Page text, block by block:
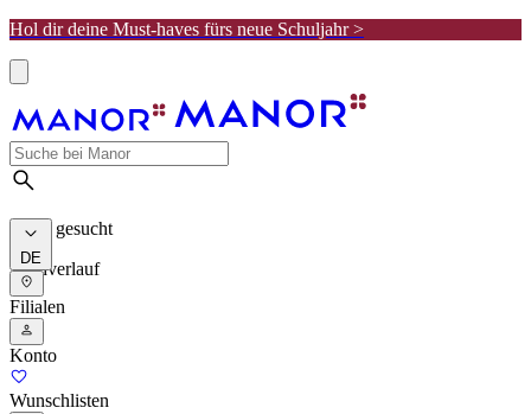
Hol dir deine Must-haves fürs neue Schuljahr >
Meist gesucht
Suchverlauf
DE
Filialen
Konto
Wunschlisten